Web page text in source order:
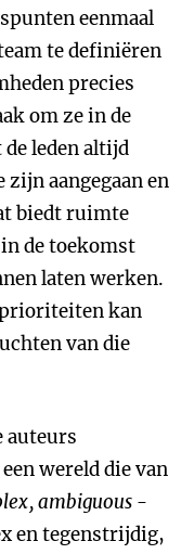
eenmaal
te definiëren
precies
om ze in de
leden altijd
aangegaan en
biedt ruimte
de toekomst
laten werken.
prioriteiten kan
van die
auteurs
wereld die van
ambiguous -
en tegenstrijdig,